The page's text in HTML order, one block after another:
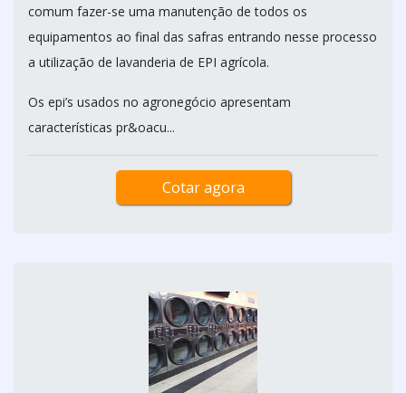
comum fazer-se uma manutenção de todos os
equipamentos ao final das safras entrando nesse processo
a utilização de lavanderia de EPI agrícola.
Os epi’s usados no agronegócio apresentam
características pr&oacu...
Cotar agora